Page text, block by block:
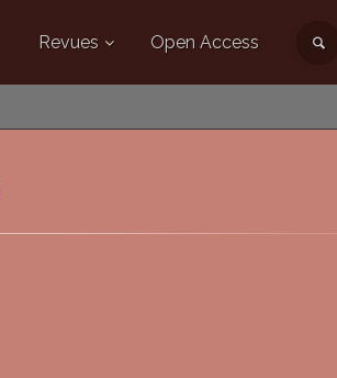
Revues Open Access